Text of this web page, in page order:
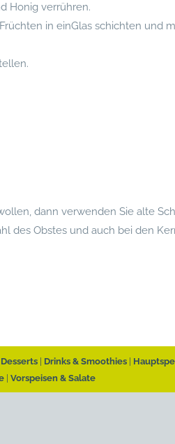
Honig verrühren.
in einGlas schichten und
dann verwenden Sie alte
des Obstes und auch bei den
Desserts Drinks & Smoothies
Vorspeisen & Salate